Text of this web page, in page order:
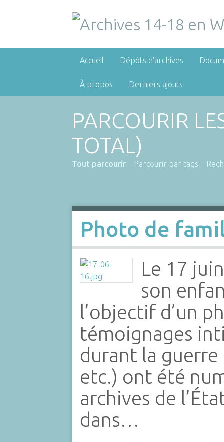
Accueil Dépôts d'archives
À propos Derniers ajouts
PARCOURIR
TOTAL)
Tout parcourir Parcourir par tags
Photo de
Le 17
son
l’objectif d’un
témoignages
durant la
etc.) ont été
archives de
dans…